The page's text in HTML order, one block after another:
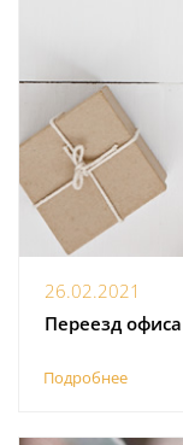
26.02.2021
Переезд офиса
Подробнее